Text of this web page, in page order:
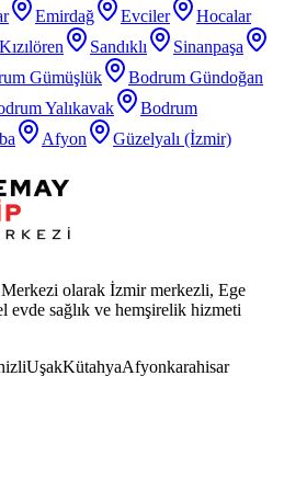
Emirdağ Evciler
Hocalar
Kızılören Sandıklı
Sinanpaşa
Gümüşlük
Bodrum Gündoğan
Yalıkavak
Bodrum
Afyon Güzelyalı (İzmir)
olarak İzmir merkezli, Ege
evde sağlık ve hemşirelik hizmeti
UşakKütahyaAfyonkarahisar